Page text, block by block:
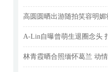
高出挑
高圆圆晒出游随拍笑容明媚
A-Lin自曝曾萌生退圈念头
被记者点醒
林青霞晒合照缅怀葛兰 动